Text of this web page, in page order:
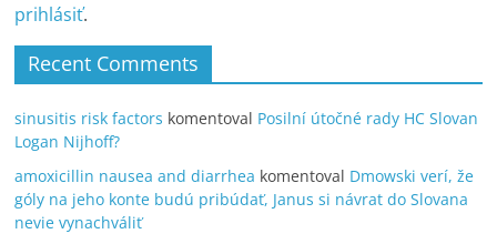
prihlásiť.
Recent Comments
sinusitis risk factors komentoval Posilní útočné rady HC Slovan
Logan Nijhoff?
amoxicillin nausea and diarrhea komentoval Dmowski verí, že
góly na jeho konte budú pribúdať, Janus si návrat do Slovana
nevie vynachváliť